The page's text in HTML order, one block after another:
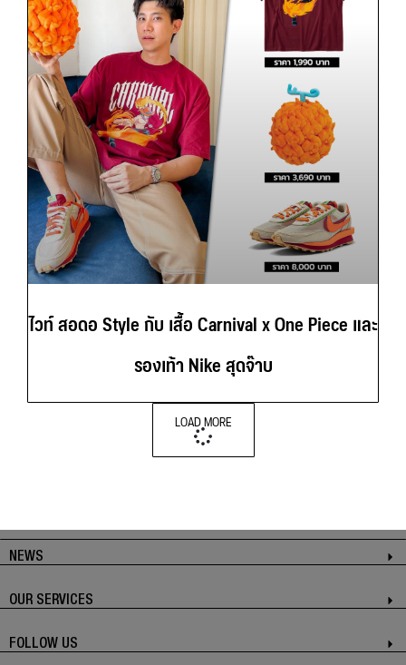
ไวท์ สอดอ Style กับ เสื้อ Carnival x One Piece และ
รองเท้า Nike สุดจ๊าบ
LOAD MORE
NEWS
OUR SERVICES
FOLLOW US